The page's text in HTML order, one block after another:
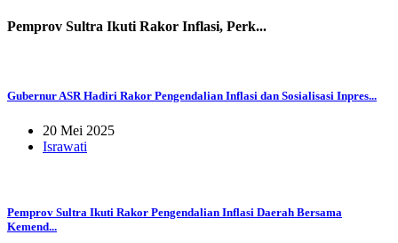
Pemprov Sultra Ikuti Rakor Inflasi, Perk...
Gubernur ASR Hadiri Rakor Pengendalian Inflasi dan Sosialisasi Inpres...
20 Mei 2025
Israwati
Pemprov Sultra Ikuti Rakor Pengendalian Inflasi Daerah Bersama
Kemend...